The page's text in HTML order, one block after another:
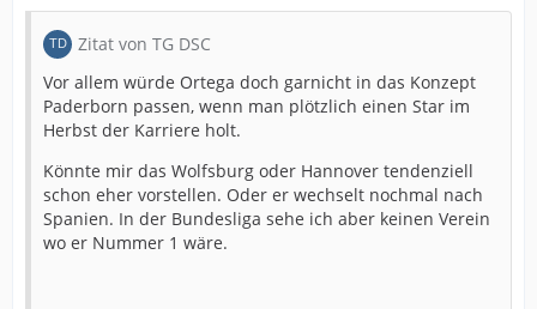
Zitat von TG DSC
Vor allem würde Ortega doch garnicht in das Konzept
Paderborn passen, wenn man plötzlich einen Star im
Herbst der Karriere holt.
Könnte mir das Wolfsburg oder Hannover tendenziell
schon eher vorstellen. Oder er wechselt nochmal nach
Spanien. In der Bundesliga sehe ich aber keinen Verein
wo er Nummer 1 wäre.